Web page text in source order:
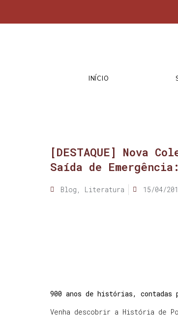
INÍCIO
[DESTAQUE] Nova
Saída de
Blog , Literatura 15/04/
900 anos de histórias, contadas
Venha descobrir a História de